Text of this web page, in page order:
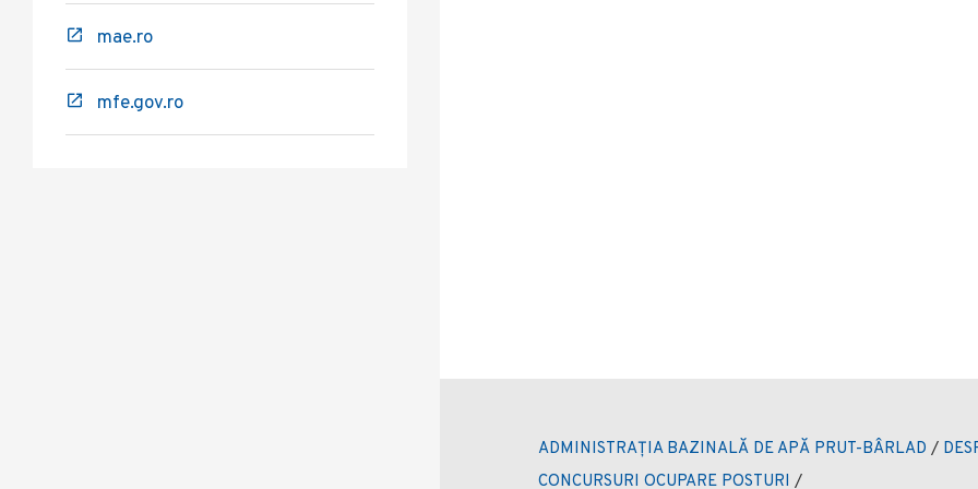
ADMINISTRAȚIA BAZINALĂ DE APĂ PRUT-BÂRLAD /
CONCURSURI OCUPARE POSTURI /
mae.ro
mfe.gov.ro